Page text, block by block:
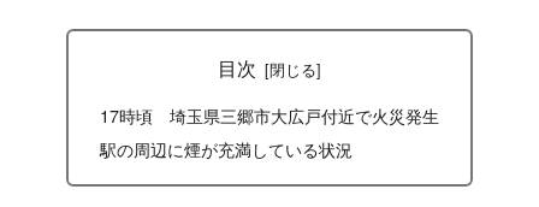
目次
17時頃 埼玉県三郷市大広戸付近で火災発生
駅の周辺に煙が充満している状況